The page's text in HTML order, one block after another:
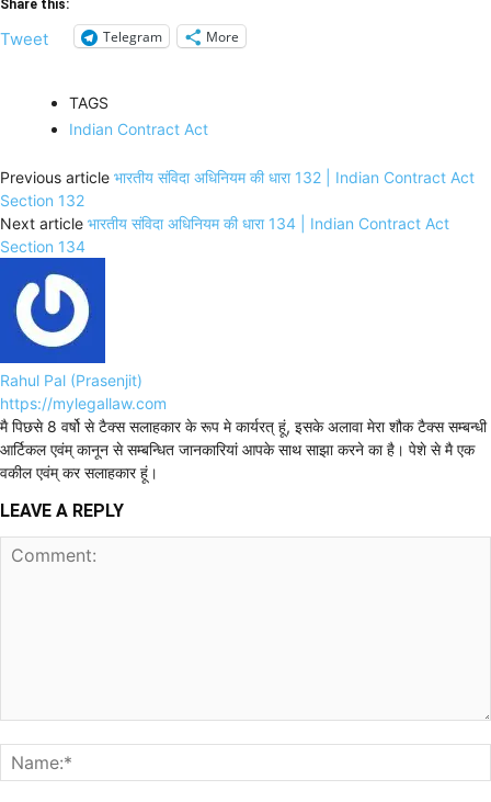
Share this:
Tweet Telegram More
TAGS
Indian Contract Act
Previous article भारतीय संविदा अधिनियम की धारा 132 | Indian Contract Act
Section 132
Next article भारतीय संविदा अधिनियम की धारा 134 | Indian Contract Act
Section 134
Rahul Pal (Prasenjit)
https://mylegallaw.com
मै पिछसे 8 वर्षो से टैक्स सलाहकार के रूप मे कार्यरत् हूं, इसके अलावा मेरा शौक टैक्स सम्बन्धी
आर्टिकल एवंम् कानून से सम्बन्धित जानकारियां आपके साथ साझा करने का है। पेशे से मै एक
वकील एवंम् कर सलाहकार हूं।
LEAVE A REPLY